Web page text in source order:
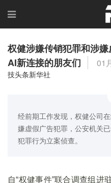
权健涉嫌传销犯罪和涉
AI新连接的朋友们
01
技头条新华社
经前期工作发现，权健公司
嫌虚假广告犯罪，公安机关
犯罪行为立案侦查。
自“权健事件”联合调查组进